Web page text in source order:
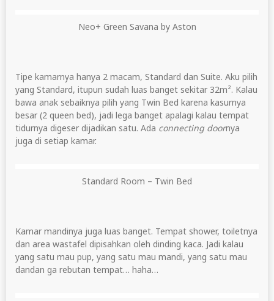
Neo+ Green Savana by Aston
Tipe kamarnya hanya 2 macam, Standard dan Suite. Aku pilih
yang Standard, itupun sudah luas banget sekitar 32m². Kalau
bawa anak sebaiknya pilih yang Twin Bed karena kasurnya
besar (2 queen bed), jadi lega banget apalagi kalau tempat
tidurnya digeser dijadikan satu. Ada connecting doornya
juga di setiap kamar.
Standard Room – Twin Bed
Kamar mandinya juga luas banget. Tempat shower, toiletnya
dan area wastafel dipisahkan oleh dinding kaca. Jadi kalau
yang satu mau pup, yang satu mau mandi, yang satu mau
dandan ga rebutan tempat… haha…